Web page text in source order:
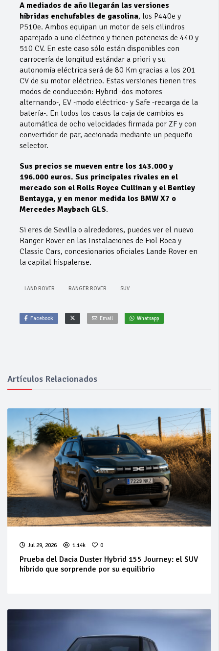
A mediados de año llegarán las versiones
híbridas enchufables de gasolina, los P440e y
P510e. Ambos equipan un motor de seis cilindros
aparejado a uno eléctrico y tienen potencias de 440 y
510 CV. En este caso sólo están disponibles con
carrocería de longitud estándar a priori y su
autonomía eléctrica será de 80 Km gracias a los 201
CV de su motor eléctrico. Estas versiones tienen tres
modos de conducción: Hybrid -dos motores
alternando-, EV -modo eléctrico- y Safe -recarga de la
batería-. En todos los casos la caja de cambios es
automática de ocho velocidades firmada por ZF y con
convertidor de par, accionada mediante un pequeño
selector.
Sus precios se mueven entre los 143.000 y
196.000 euros. Sus principales rivales en el
mercado son el Rolls Royce Cullinan y el Bentley
Bentayga, y en menor medida los BMW X7 o
Mercedes Maybach GLS.
Si eres de Sevilla o alrededores, puedes ver el nuevo
Ranger Rover en las Instalaciones de Fiol Roca y
Classic Cars, concesionarios oficiales Lande Rover en
la capital hispalense.
LAND ROVER RANGER ROVER SUV
Facebook Email Whatsapp
Artículos Relacionados
Jul 29, 2026 1.14k 0
Prueba del Dacia Duster Hybrid 155 Journey: el SUV
híbrido que sorprende por su equilibrio